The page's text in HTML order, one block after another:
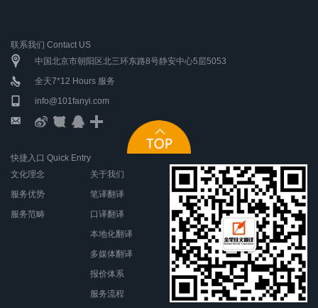
联系我们 Contact US
中国北京市朝阳区北三环东路8号静安中心5层5053
全天7*12 Hours 服务
info@101fanyi.com
快捷入口 Quick Entry
文化理念
服务优势
服务范畴
关于我们
笔译翻译
口译翻译
本地化翻译
多媒体翻译
报价体系
服务流程